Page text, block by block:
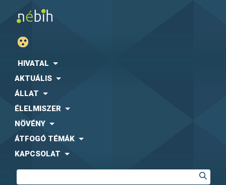
HIVATAL
AKTUÁLIS
ÁLLAT
ÉLELMISZER
NÖVÉNY
ÁTFOGÓ TÉMÁK
KAPCSOLAT